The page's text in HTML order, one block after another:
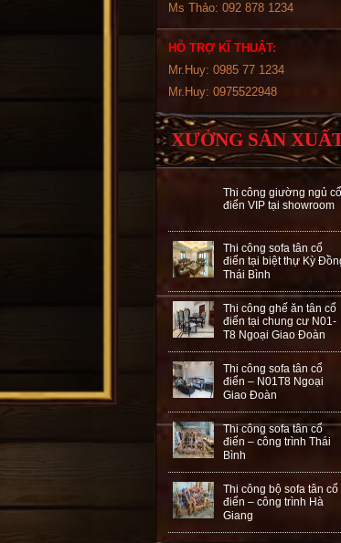
Ms Thảo: 092 878 1234
HỖ TRỢ KĨ THUẬT:
Mr.Huy: 0985 77 1234
Mr.Huy: 0975522948
XƯỞNG SẢN
Thi công giường ngủ cổ
điển VIP tại showroom
Thi công sofa tân cổ
điển tại biệt thự Kỳ
Thái Bình
Thi công ghế ăn tân cổ
điển tại chung cư N01-
T8 Ngoại Giao Đoàn
Thi công sofa tân cổ
điển – N01T8 Ngoại
Giao Đoàn
Thi công sofa tân cổ
điển – công trình Thái
Bình
Thi công bộ sofa tân cổ
điển – công trình Hà
Giang